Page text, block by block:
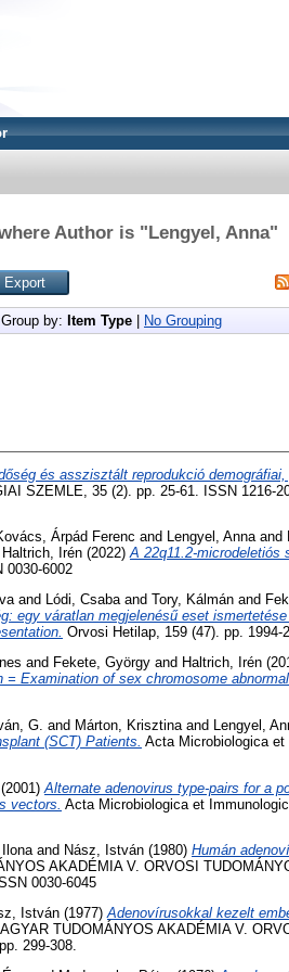
Author is "Lengyel, Anna"
Group by: Item Type No Grouping
és asszisztált reprodukció
SZEMLE, 35 (2). pp. 25-61. ISSN 1216-
Árpád Ferenc and Lengyel, Annaand
Haltrich, Irén (2022)A 22q11.2-microdeletiós
0030-6002
and Lódi, Csabaand Tory, Kálmán and
egy váratlan megjelenésű eset
Orvosi Hetilap, 159 (47). pp. 1994-
and Fekete, György and Haltrich, Irén
Examination of sex chromosome
G. and Márton, Krisztina and Lengyel,
(SCT) Patients. Acta Microbiologica et
(2001) Alternate adenovirus type-pairs for a
vectors. Acta Microbiologica et
and Nász, István (1980) Humán
AKADÉMIA V. ORVOSI
0030-6045
István (1977)Adenovírusokkal kezelt
TUDOMÁNYOS AKADÉMIA V.
299-308.